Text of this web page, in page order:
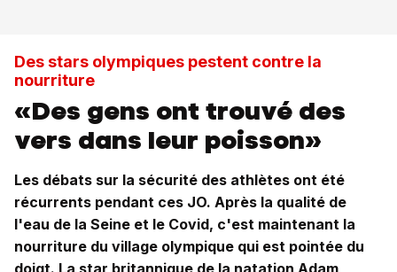
Des stars olympiques pestent contre la
nourriture
«Des gens ont trouvé des
vers dans leur poisson»
Les débats sur la sécurité des athlètes ont été
récurrents pendant ces JO. Après la qualité de
l'eau de la Seine et le Covid, c'est maintenant la
nourriture du village olympique qui est pointée du
doigt. La star britannique de la natation Adam